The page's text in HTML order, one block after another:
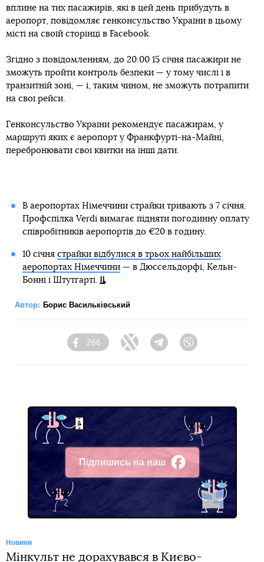
вплине на тих пасажирів, які в цей день прибудуть в
аеропорт, повідомляє генконсульство України в цьому
місті на своїй сторінці в Facebook.
Згідно з повідомленням, до 20:00 15 січня пасажири не
зможуть пройти контроль безпеки — у тому числі і в
транзитній зоні, — і, таким чином, не зможуть потрапити
на свої рейси.
Генконсульство України рекомендує пасажирам, у
маршруті яких є аеропорт у Франкфурті-на-Майні,
перебронювати свої квитки на інші дати.
В аеропортах Німеччини страйки тривають з 7 січня.
Профспілка Verdi вимагає підняти погодинну оплату
співробітників аеропортів до €20 в годину.
10 січня страйки відбулися в трьох найбільших
аеропортах Німеччини— в Дюссельдорфі, Кельн-
Бонні і Штутгарті.
Автор: Борис Васильківський
Facebook
266
Twitter TelegramViber
Підпишись на наш
Facebook
Новини
Мінкульт не дорахувався в Києво-